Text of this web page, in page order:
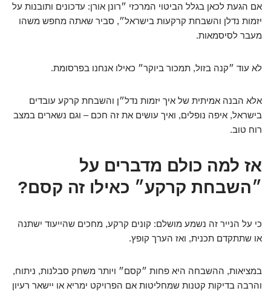
אם הגעת לכאן בגלל הביטוי המרכזי ״רונן אורן: עדכונים ותובנות על
יזמות נדלן והשבחת קרקעות בישראל״, סביר שאתה מחפש משהו
מעבר לסיסמאות.
לא עוד ״קנה בזול, תמכור ביוקר״ כאילו אנחנו בפרסומת.
אלא הבנה אמיתית של איך יזמות נדל״ן והשבחת קרקע עובדים
בישראל, איפה נופלים, ואיך עושים את זה חכם – וגם נשארים במצב
רוח טוב.
אז למה כולם מדברים על
״השבחת קרקע״ כאילו זה קסם?
כי על הנייר זה נשמע מושלם: קונים קרקע, מחכים שהייעוד ישתנה
או שתתקדם תכנית, ואז הערך קופץ.
במציאות, ההשבחה היא פחות ״קסם״ ויותר משחק סבלנות, ניתוח,
והרבה בדיקות קטנות שמחליטות אם הפרויקט ימריא או יישאר רעיון